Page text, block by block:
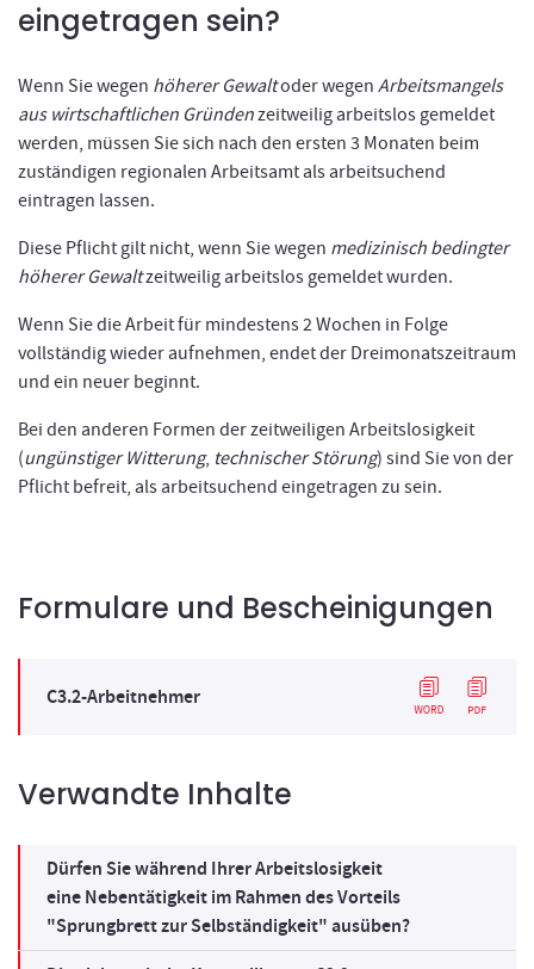
eingetragen sein?
Wenn Sie wegen höherer Gewaltoder wegen Arbeitsmangels
aus wirtschaftlichen Gründenzeitweilig arbeitslos gemeldet
werden, müssen Sie sich nach den ersten 3 Monaten beim
zuständigen regionalen Arbeitsamt als arbeitsuchend
eintragen lassen.
Diese Pflicht gilt nicht, wenn Sie wegen medizinisch bedingter
höherer Gewaltzeitweilig arbeitslos gemeldet wurden.
Wenn Sie die Arbeit für mindestens 2 Wochen in Folge
vollständig wieder aufnehmen, endet der Dreimonatszeitraum
und ein neuer beginnt.
Bei den anderen Formen der zeitweiligen Arbeitslosigkeit
(ungünstiger Witterung, technischer Störung) sind Sie von der
Pflicht befreit, als arbeitsuchend eingetragen zu sein.
Formulare und Bescheinigungen
C3.2-Arbeitnehmer
Neues
Verwandte Inhalte
Dürfen Sie während Ihrer Arbeitslosigkeit
eine Nebentätigkeit im Rahmen des Vorteils
"Sprungbrett zur Selbständigkeit" ausüben?